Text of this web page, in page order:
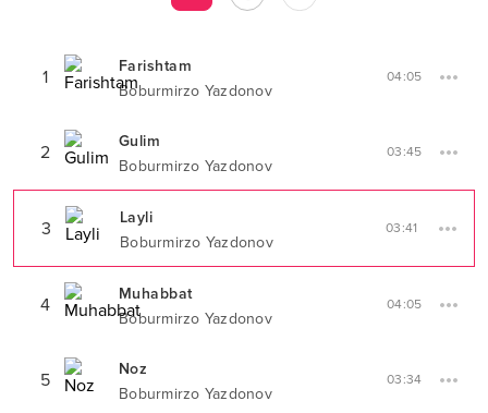
1
Farishtam
Boburmirzo Yazdonov
04:05
2
Gulim
Boburmirzo Yazdonov
03:45
3
Layli
Boburmirzo Yazdonov
03:41
4
Muhabbat
Boburmirzo Yazdonov
04:05
5
Noz
Boburmirzo Yazdonov
03:34